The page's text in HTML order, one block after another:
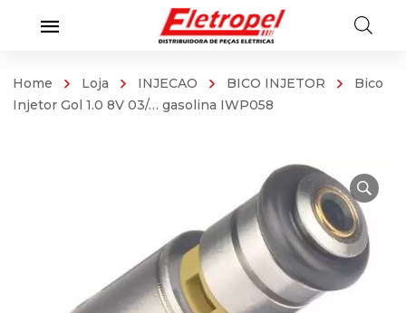
Home Loja INJECAO BICO INJETOR
Bico
Injetor Gol 1.0 8V 03/… gasolina IWP058